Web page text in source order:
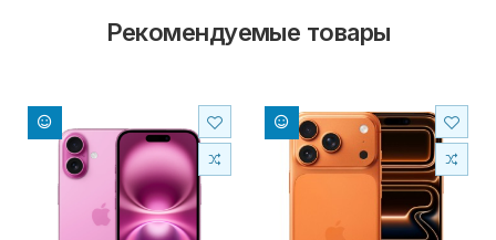
Рекомендуемые товары